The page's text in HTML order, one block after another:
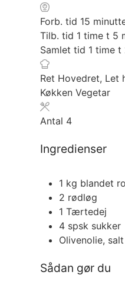
Forb. tid 15
Tilb. tid 1 time t 5
Samlet tid 1 time t
Ret Hovedret, Let
Køkken Vegetar
Antal 4
Ingredienser
1 kg blandet
2 rødløg
1 Tærtedej
4 spsk sukker
Olivenolie,
Sådan gør du